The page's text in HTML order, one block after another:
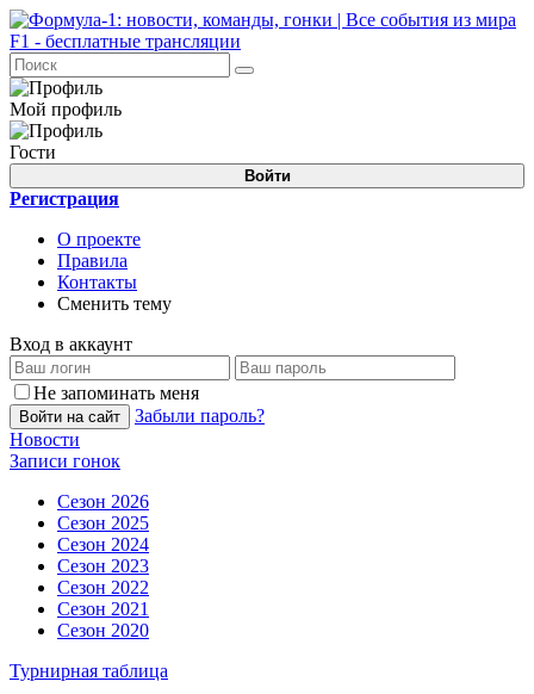
Мой профиль
Гости
Войти
Регистрация
О проекте
Правила
Контакты
Сменить тему
Вход в аккаунт
Не запоминать меня
Войти на сайт
Забыли пароль?
Новости
Записи гонок
Сезон 2026
Сезон 2025
Сезон 2024
Сезон 2023
Сезон 2022
Сезон 2021
Сезон 2020
Турнирная таблица